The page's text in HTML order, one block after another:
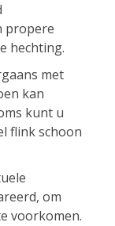
propere
hechting.
met
kan
kunt u
flink schoon
om
voorkomen.